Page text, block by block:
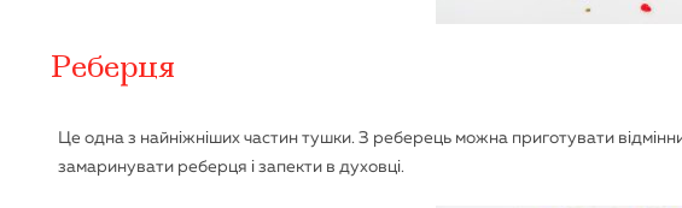
Реберця
Це одна з найніжніших частин тушки. З реберець можна приготувати
замаринувати реберця і запекти в духовці.